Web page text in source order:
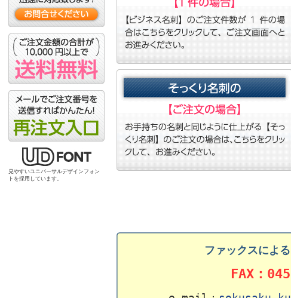
見やすいユニバーサルデザインフォン
トを採用しています。
注文 データ入稿でのご注文
ファックスによ
FAX：